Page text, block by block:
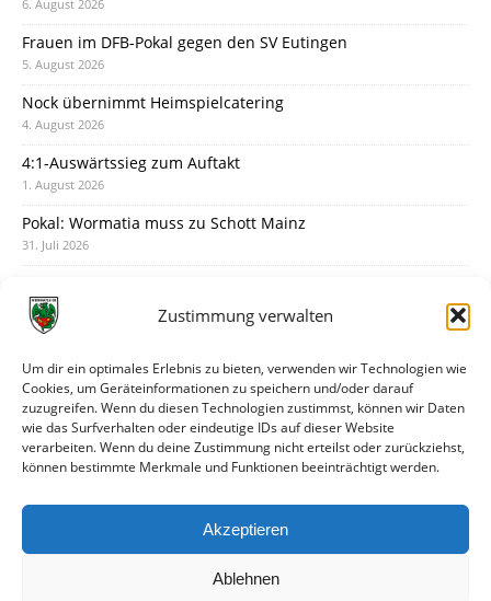
Zustimmung verwalten
Um dir ein optimales Erlebnis zu bieten, verwenden wir Technologien wie
Cookies, um Geräteinformationen zu speichern und/oder darauf
zuzugreifen. Wenn du diesen Technologien zustimmst, können wir Daten
wie das Surfverhalten oder eindeutige IDs auf dieser Website
verarbeiten. Wenn du deine Zustimmung nicht erteilst oder zurückziehst,
können bestimmte Merkmale und Funktionen beeinträchtigt werden.
Akzeptieren
Ablehnen
6. August 2026
Frauen im DFB-Pokal gegen den SV Eutingen
5. August 2026
Nock übernimmt Heimspielcatering
4. August 2026
4:1-Auswärtssieg zum Auftakt
1. August 2026
Pokal: Wormatia muss zu Schott Mainz
31. Juli 2026
30. Juli 2026
28. Juli 2026
Neuer Rückensponsor
28. Juli 2026
Neue Podcast-Folge: So tickt Björn!
Eindrücke vom Stadionfest
27. Juli 2026